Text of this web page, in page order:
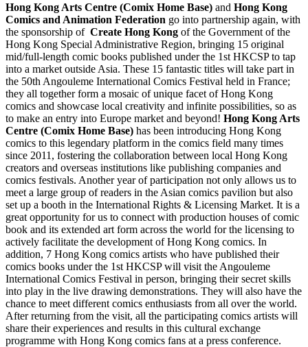
Hong Kong Arts Centre (Comix Home Base) and Hong Kong
Comics and Animation Federation go into partnership again, with
the sponsorship of Create Hong Kong of the Government of the
Hong Kong Special Administrative Region, bringing 15 original
mid/full-length comic books published under the 1st HKCSP to tap
into a market outside Asia. These 15 fantastic titles will take part in
the 50th Angouleme International Comics Festival held in France;
they all together form a mosaic of unique facet of Hong Kong
comics and showcase local creativity and infinite possibilities, so as
to make an entry into Europe market and beyond! Hong Kong Arts
Centre (Comix Home Base) has been introducing Hong Kong
comics to this legendary platform in the comics field many times
since 2011, fostering the collaboration between local Hong Kong
creators and overseas institutions like publishing companies and
comics festivals. Another year of participation not only allows us to
meet a large group of readers in the Asian comics pavilion but also
set up a booth in the International Rights & Licensing Market. It is a
great opportunity for us to connect with production houses of comic
book and its extended art form across the world for the licensing to
actively facilitate the development of Hong Kong comics. In
addition, 7 Hong Kong comics artists who have published their
comics books under the 1st HKCSP will visit the Angouleme
International Comics Festival in person, bringing their secret skills
into play in the live drawing demonstrations. They will also have the
chance to meet different comics enthusiasts from all over the world.
After returning from the visit, all the participating comics artists will
share their experiences and results in this cultural exchange
programme with Hong Kong comics fans at a press conference.